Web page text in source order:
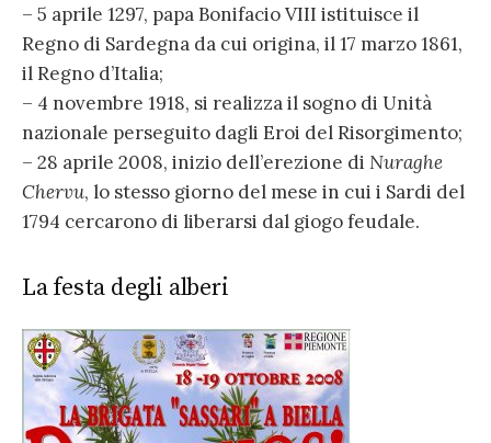
– 5 aprile 1297, papa Bonifacio VIII istituisce il
Regno di Sardegna da cui origina, il 17 marzo 1861,
il Regno d’Italia;
– 4 novembre 1918, si realizza il sogno di Unità
nazionale perseguito dagli Eroi del Risorgimento;
– 28 aprile 2008, inizio dell’erezione di Nuraghe
Chervu, lo stesso giorno del mese in cui i Sardi del
1794 cercarono di liberarsi dal giogo feudale.
La festa degli alberi